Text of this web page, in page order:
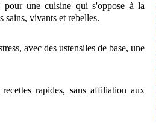
une cuisine qui s'oppose à la
sains, vivants et rebelles.
avec des ustensiles de base, une
rapides, sans affiliation aux